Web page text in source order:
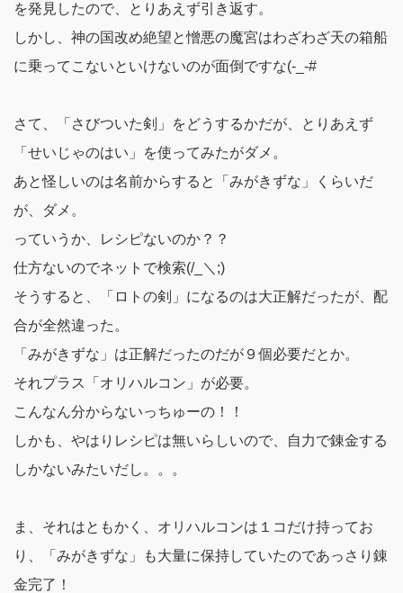
を発見したので、とりあえず引き返す。
しかし、神の国改め絶望と憎悪の魔宮はわざわざ天の箱船
に乗ってこないといけないのが面倒ですな(-_-#
さて、「さびついた剣」をどうするかだが、とりあえず
「せいじゃのはい」を使ってみたがダメ。
あと怪しいのは名前からすると「みがきずな」くらいだ
が、ダメ。
っていうか、レシピないのか？？
仕方ないのでネットで検索(/_＼;)
そうすると、「ロトの剣」になるのは大正解だったが、配
合が全然違った。
「みがきずな」は正解だったのだが９個必要だとか。
それプラス「オリハルコン」が必要。
こんなん分からないっちゅーの！！
しかも、やはりレシピは無いらしいので、自力で錬金する
しかないみたいだし。。。
ま、それはともかく、オリハルコンは１コだけ持ってお
り、「みがきずな」も大量に保持していたのであっさり錬
金完了！